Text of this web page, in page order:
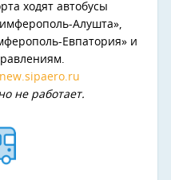
ходят автобусы
Алушта»,
Евпатория» и
new.sipaero.ru
не работает.